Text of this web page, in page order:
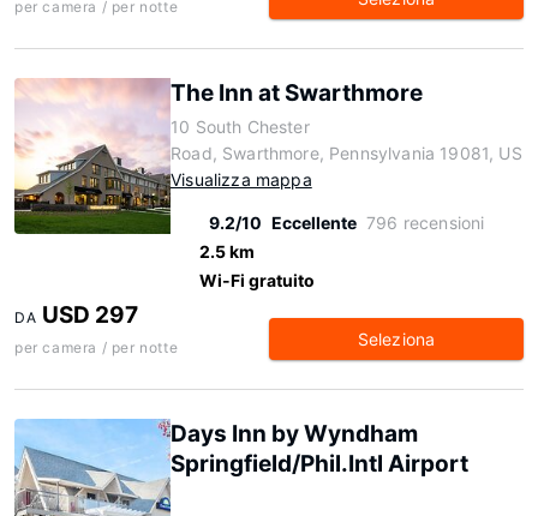
per camera / per notte
The Inn at Swarthmore
10 South Chester
Road, Swarthmore, Pennsylvania 19081, US
Visualizza mappa
9.2/10 Eccellente 796 recensioni
2.5 km
Wi-Fi gratuito
DA USD 297
per camera / per notte Seleziona
Days Inn by Wyndham
Springfield/Phil.Intl Airport